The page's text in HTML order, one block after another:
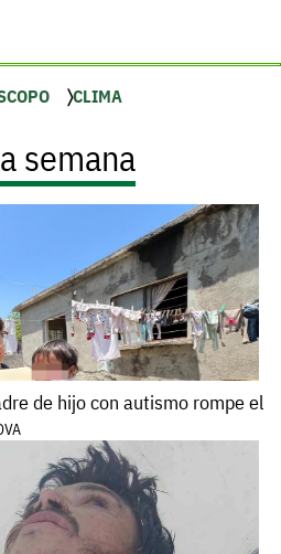
CLIMA
semana
de hijo con autismo rompe el